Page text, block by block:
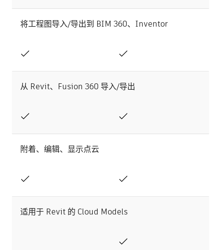
将工程图导入/导出到 BIM 360、Inventor
从 Revit、Fusion 360 导入/导出
附着、编辑、显示点云
适用于 Revit 的 Cloud Models